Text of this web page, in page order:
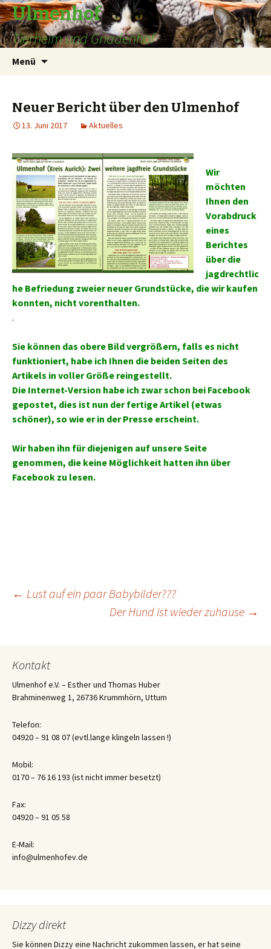
Ulmenhof
Tierheim und Gnadenhof
Menü
Neuer Bericht über den Ulmenhof
13. Juni 2017 Aktuelles
Wir
möchten
Ihnen den
Vorabdruck
eines
Berichtes
über die
jagdrechtlic
he Befriedung zweier neuer Grundstücke, die wir kaufen
konnten, nicht vorenthalten.
.
Sie können das obere Bild vergrößern, falls es nicht
funktioniert, habe ich Ihnen die beiden Seiten des
Artikels in voller Größe reingestellt.
Die Internet-Version habe ich zwar schon bei Facebook
gepostet, dies ist nun der fertige Artikel (etwas
schöner), so wie er in der Presse erscheint.
Wir haben ihn für diejenigen auf unsere Seite
genommen, die keine Möglichkeit hatten ihn über
Facebook zu lesen.
Beitrags-
← Lust auf ein paar Babybilder???
Der Hund ist wieder zuhause →
Kontakt
Ulmenhof e.V. – Esther und Thomas Huber
Brahminenweg 1, 26736 Krummhörn, Uttum
Telefon:
04920 – 91 08 07 (evtl.lange klingeln lassen !)
Mobil:
0170 – 76 16 193 (ist nicht immer besetzt)
Fax:
04920 – 91 05 58
E-Mail:
info@ulmenhofev.de
Dizzy direkt
Sie können Dizzy eine Nachricht zukommen lassen, er hat seine